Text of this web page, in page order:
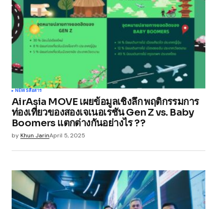
NEWSสื่อสาร
AirAsia MOVE เผยข้อมูลเชิงลึก พฤติกรรมการ
ท่องเที่ยวของสองเจเนอเรชัน Gen Z vs. Baby
Boomers แตกต่างกันอย่างไร ??
byKhun JarinApril 5, 2025